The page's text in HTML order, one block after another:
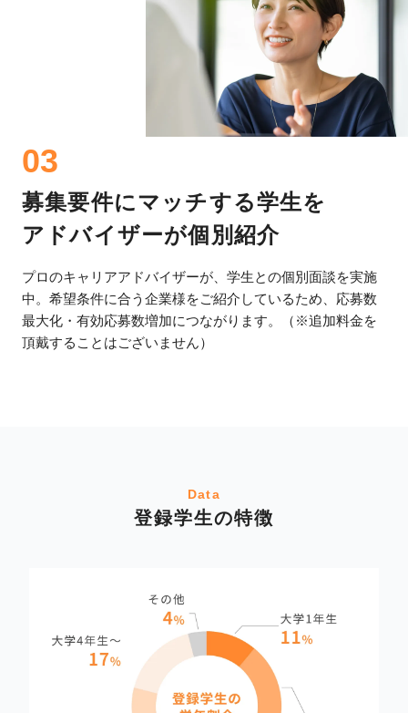
03
募集要件にマッチする学生を
アドバイザーが個別紹介
プロのキャリアアドバイザーが、学生との個別面談を実施
中。希望条件に合う企業様をご紹介しているため、応募数
最大化・有効応募数増加につながります。（※追加料金を
頂戴することはございません）
Data
登録学生の特徴